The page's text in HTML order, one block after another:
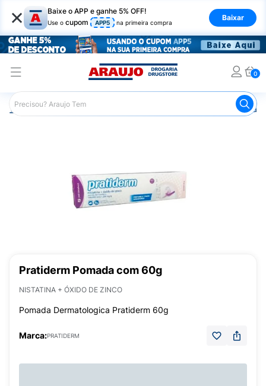
× Baixe o APP e ganhe 5% OFF!
Use o cupom APP5 na primeira compra
Baixar
0
Araujo Infantil Pomada para
Pratiderm Pomada com 60g
NISTATINA + ÓXIDO DE ZINCO
Pomada Dermatologica Pratiderm 60g
Marca:PRATIDERM